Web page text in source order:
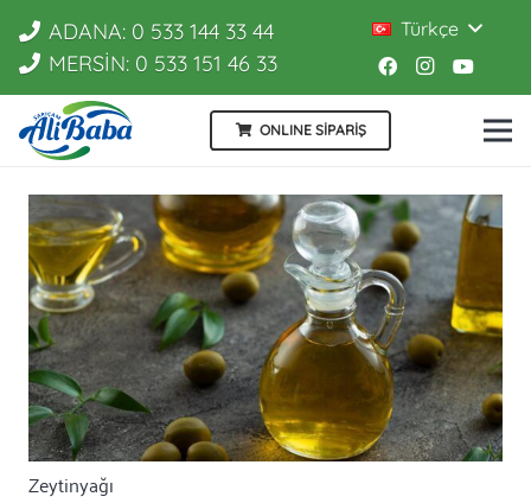
ADANA: 0 533 144 33 44
MERSİN: 0 533 151 46 33
Türkçe
ONLINE SİPARİŞ
Zeytinyağı